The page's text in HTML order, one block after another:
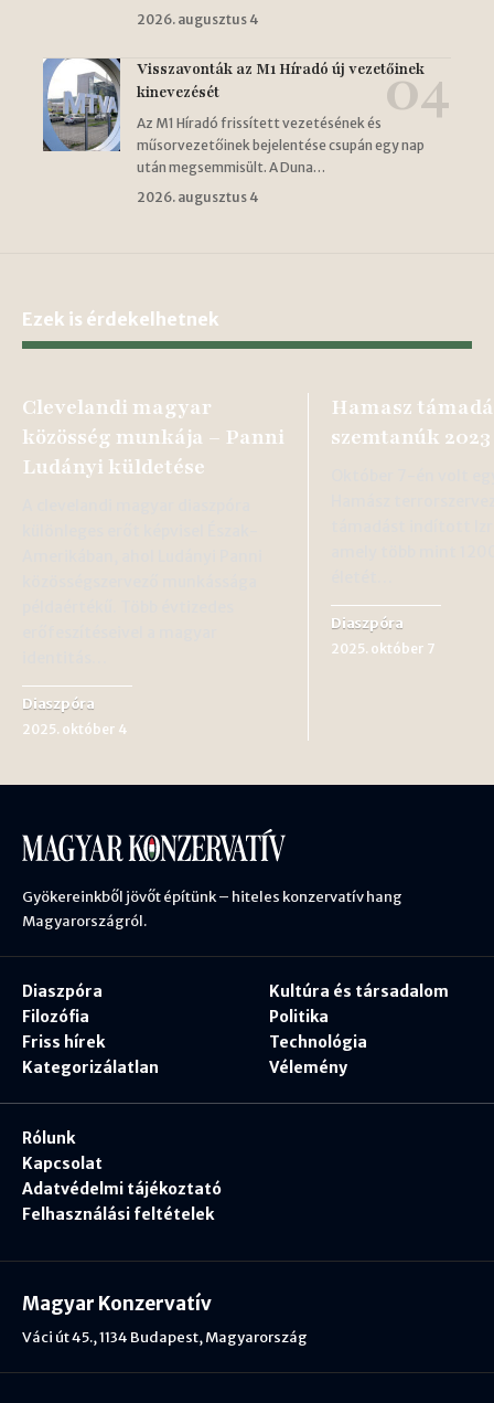
2026. augusztus 4
Visszavonták az M1 Híradó új vezetőinek
kinevezését
Az M1 Híradó frissített vezetésének és
műsorvezetőinek bejelentése csupán egy nap
után megsemmisült. A Duna…
2026. augusztus 4
Ezek is érdekelhetnek
Clevelandi magyar
közösség munkája – Panni
Ludányi küldetése
Diaszpóra
2025. október 4
Hamasz
szemtanúk
Diaszpóra
2025. október 7
Gyökereinkből jövőt építünk – hiteles konzervatív hang
Magyarországról.
Diaszpóra
Filozófia
Friss hírek
Kategorizálatlan
Kultúra és társadalom
Politika
Technológia
Vélemény
Rólunk
Kapcsolat
Adatvédelmi tájékoztató
Felhasználási feltételek
Magyar Konzervatív
Váci út 45., 1134 Budapest, Magyarország